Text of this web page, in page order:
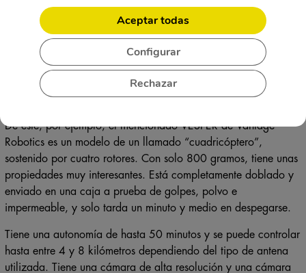
montaña, ahora imaginemos a un sargento inmerso en estrés en
una batalla urbana, conduce su pelotón por la calle. La
pregunta ahora es: ¿qué nos espera a la vuelta de la esquina?
Para solucionar este y muchos otros problemas han surgido los
“nano-drones”, que son de menor tamaño, pero también tienen
una amplia gama de aplicaciones.
De este, por ejemplo, el mencionado VESPER de Vantage
Robotics es un modelo de un llamado “cuadricóptero”,
sostenido por cuatro rotores. Con solo 800 gramos, tiene unas
propiedades muy interesantes. Está completamente doblado y
enviado en una caja a prueba de golpes, polvo e
impermeable, y solo tarda un minuto y medio en despegarse.
Tiene una autonomía de hasta 50 minutos y se puede controlar
hasta entre 4 y 8 kilómetros dependiendo del tipo de antena
utilizada. Tiene una cámara de alta resolución y una cámara
Aceptar todas
Rechazar
Configurar